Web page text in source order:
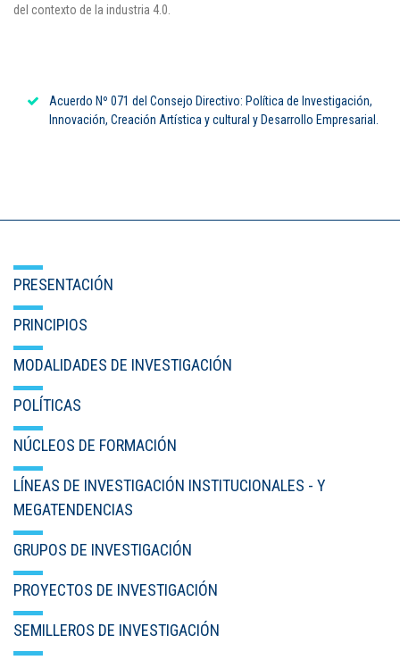
del contexto de la industria 4.0.
Acuerdo Nº 071 del Consejo Directivo: Política de Investigación,
Innovación, Creación Artística y cultural y Desarrollo Empresarial.
PRESENTACIÓN
PRINCIPIOS
MODALIDADES DE INVESTIGACIÓN
POLÍTICAS
NÚCLEOS DE FORMACIÓN
LÍNEAS DE INVESTIGACIÓN INSTITUCIONALES - Y
MEGATENDENCIAS
GRUPOS DE INVESTIGACIÓN
PROYECTOS DE INVESTIGACIÓN
SEMILLEROS DE INVESTIGACIÓN